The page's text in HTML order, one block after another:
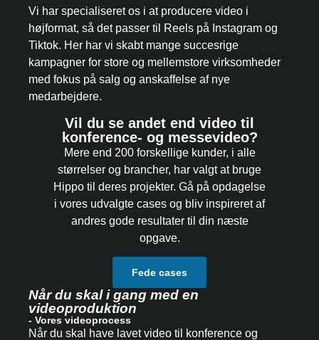
Vi har specialiseret os i at producere video i
højformat, så det passer til Reels på Instagram og
Tiktok. Her har vi skabt mange succesrige
kampagner for store og mellemstore virksomheder
med fokus på salg og anskaffelse af nye
medarbejdere.
Vil du se andet end video til
konference- og messevideo?
Mere end 200 forskellige kunder, i alle
størrelser og brancher, har valgt at bruge
Hippo til deres projekter. Gå på opdagelse
i vores udvalgte cases og bliv inspireret af
andres gode resultater til din næste
opgave.
Fede cases
Når du skal i gang med en
videoproduktion
- Vores videoprocess
Når du skal have lavet video til konference og